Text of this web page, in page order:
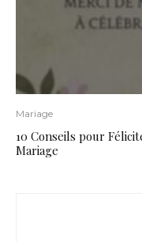
Mariage
10 Conseils pour
Mariage